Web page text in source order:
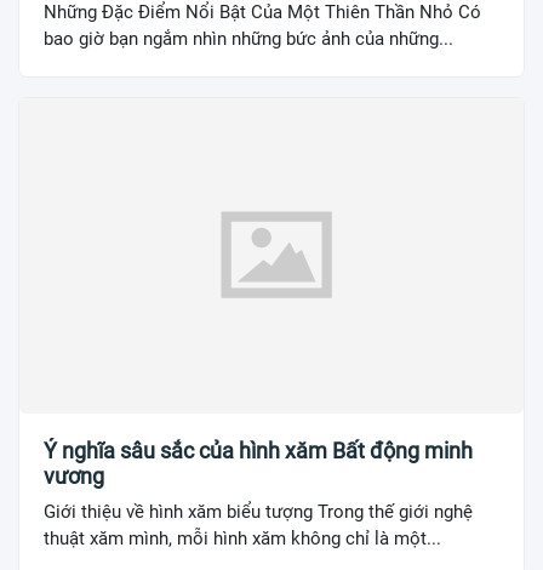
Những Đặc Điểm Nổi Bật Của Một Thiên Thần Nhỏ Có
bao giờ bạn ngắm nhìn những bức ảnh của những...
Ý nghĩa sâu sắc của hình xăm Bất động minh
vương
Giới thiệu về hình xăm biểu tượng Trong thế giới nghệ
thuật xăm mình, mỗi hình xăm không chỉ là một...